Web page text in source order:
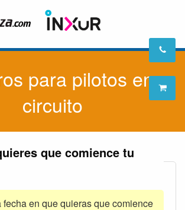
para pilotos en
circuito
que comience tu
fecha en que quieras que comience